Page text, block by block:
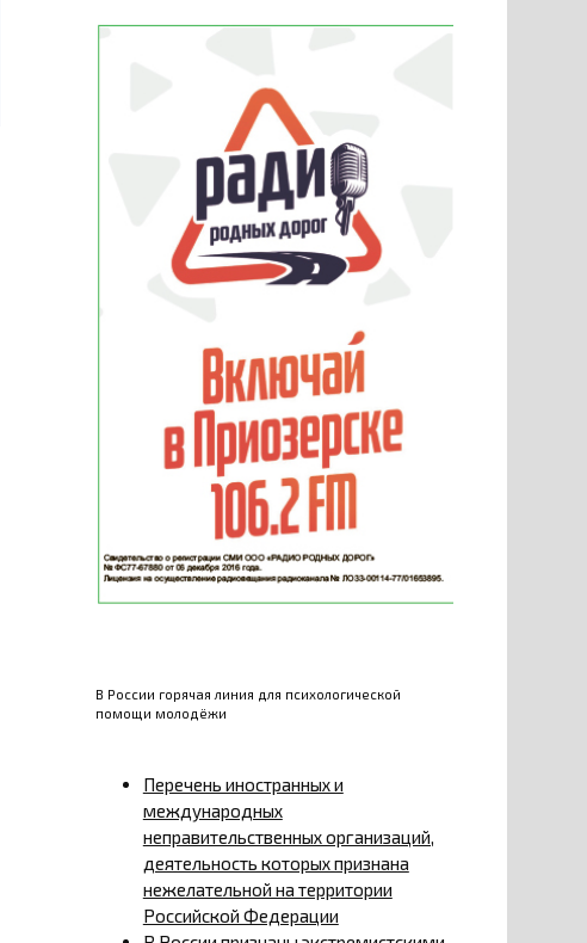
В России горячая линия для психологической
помощи молодёжи
Перечень иностранных и
международных
неправительственных организаций,
деятельность которых признана
нежелательной на территории
Российской Федерации